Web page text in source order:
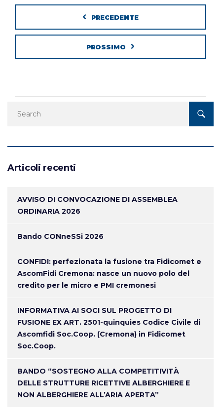
PRECEDENTE
PROSSIMO
Articoli recenti
AVVISO DI CONVOCAZIONE DI ASSEMBLEA
ORDINARIA 2026
Bando CONneSSi 2026
CONFIDI: perfezionata la fusione tra Fidicomet e
AscomFidi Cremona: nasce un nuovo polo del
credito per le micro e PMI cremonesi
INFORMATIVA AI SOCI SUL PROGETTO DI
FUSIONE EX ART. 2501-quinquies Codice Civile di
Ascomfidi Soc.Coop. (Cremona) in Fidicomet
Soc.Coop.
BANDO “SOSTEGNO ALLA COMPETITIVITÀ
DELLE STRUTTURE RICETTIVE ALBERGHIERE E
NON ALBERGHIERE ALL’ARIA APERTA”